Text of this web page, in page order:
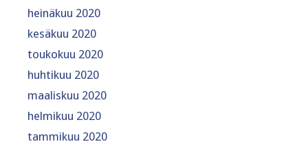
heinäkuu 2020
kesäkuu 2020
toukokuu 2020
huhtikuu 2020
maaliskuu 2020
helmikuu 2020
tammikuu 2020